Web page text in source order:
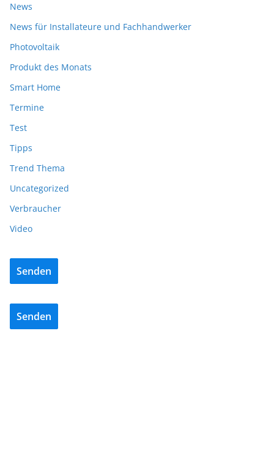
News
News für Installateure und Fachhandwerker
Photovoltaik
Produkt des Monats
Smart Home
Termine
Test
Tipps
Trend Thema
Uncategorized
Verbraucher
Video
Senden
Senden